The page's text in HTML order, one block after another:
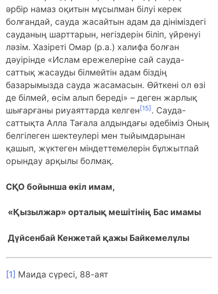
әрбір намаз оқитын мұсылман білуі керек
болғандай, сауда жасайтын адам да дініміздегі
сауданың шарттарын, негіздерін біліп, үйренуі
ләзім. Хазіреті Омар (р.а.) халифа болған
дәуірінде «Ислам ережелеріне сай сауда-
саттық жасауды білмейтін адам біздің
базарымызда сауда жасамасын. Өйткені ол өзі
де білмей, өсім алып береді» – деген жарлық
шығарғаны риуаяттарда келген[15] . Сауда-
саттықта Алла Тағала алдындағы әдебіміз Оның
белгілеген шектеулері мен тыйымдарынан
қашып, жүктеген міндеттемелерін бұлжытпай
орындау арқылы болмақ.
СҚО бойынша өкіл имам,
«Қызылжар» орталық мешітінің Бас имамы
Дүйсенбай Кенжетай қажы Байкемелұлы
[1] Маида сүресі, 88-аят